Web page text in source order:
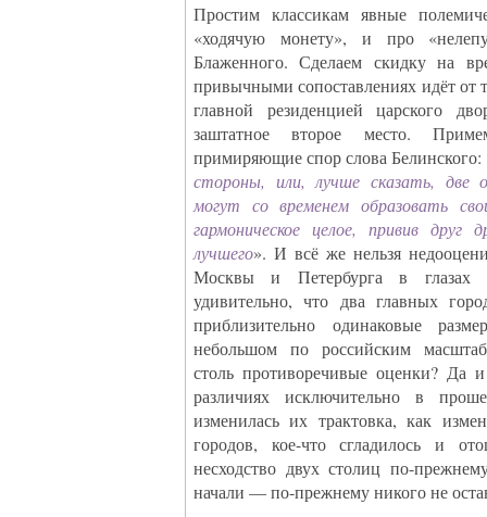
Простим классикам явные
«ходячую монету», и про
Блаженного. Сделаем скидку на
привычными сопоставлениях идёт от
главной резиденцией царского
заштатное второе место.
примиряющие спор слова Белинского:
стороны, или, лучше сказать, две
могут со временем образовать
гармоническое целое, привив
лучшего». И всё же нельзя
Москвы и Петербурга в глазах
удивительно, что два главных
приблизительно одинаковые
небольшом по российским
столь противоречивые оценки? Да
различиях исключительно в
изменилась их трактовка, как
городов, кое-что сгладилось и
несходство двух столиц по-
начали — по-прежнему никого не